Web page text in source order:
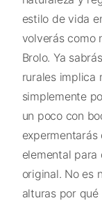
estilo de vida
volverás como
Brolo. Ya
rurales implica
simplemente
un poco con
elemental para
original. No es
alturas por